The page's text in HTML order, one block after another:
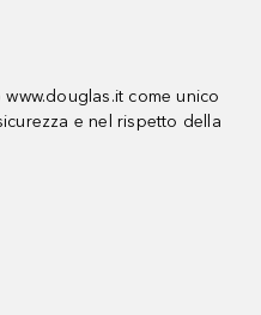
come unico
e nel rispetto della